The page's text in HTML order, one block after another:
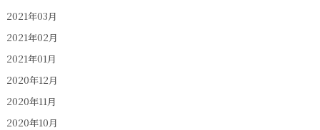
2021年03月
2021年02月
2021年01月
2020年12月
2020年11月
2020年10月